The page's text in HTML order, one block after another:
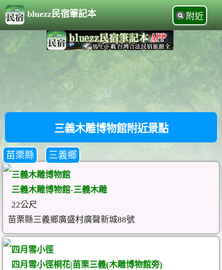
bluezz民宿筆記本 附近
三義木雕博物館附近景點
苗栗縣 三義鄉
三義木雕博物館
三義木雕博物館-三義木雕
22公尺
苗栗縣三義鄉廣盛村廣聲新城88號
四月雪小徑
四月雪小徑桐花|苗栗三義(木雕博物館旁)